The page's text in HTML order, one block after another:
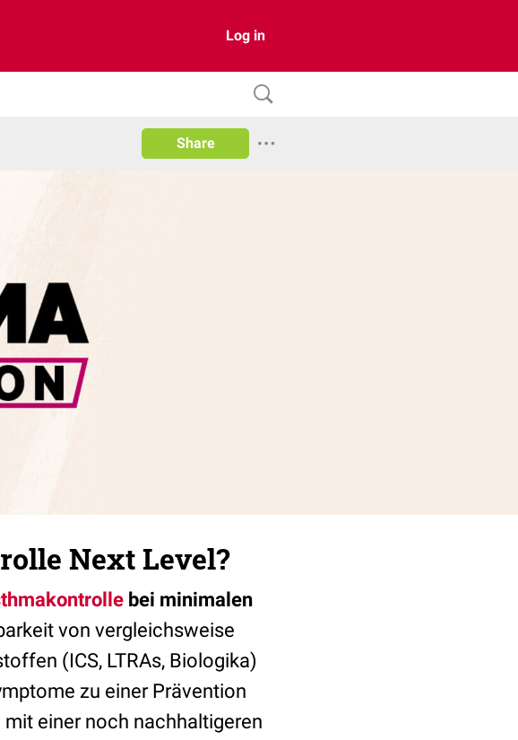
Log in
Share
Next Level?
bei minimalen
von vergleichsweise
(ICS, LTRAs, Biologika)
zu einer Prävention
einer noch nachhaltigeren